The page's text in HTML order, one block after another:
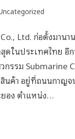
Ltd. ก่อตั้งมาน
นประเทศไทย อี
รรม Submarine
ค้า อยู่ที่ถนนกาญ
อง ตำแหน่ง…